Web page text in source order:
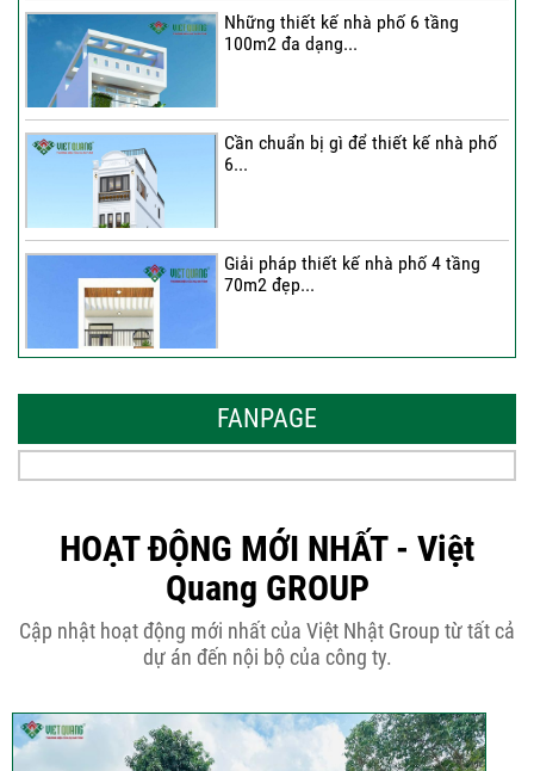
Những thiết kế nhà phố 6 tầng
100m2 đa dạng...
Cần chuẩn bị gì để thiết kế nhà phố
6...
Giải pháp thiết kế nhà phố 4 tầng
70m2 đẹp...
đẹp, sang...
50m2...
Những điều cần biết khi thiết kế nhà
phố 5...
Cập nhật xu thế thiết kế nhà phố 5
FANPAGE
HOẠT ĐỘNG MỚI NHẤT - Việt
Quang GROUP
Cập nhật hoạt động mới nhất của Việt Nhật Group từ tất cả
dự án đến nội bộ của công ty.